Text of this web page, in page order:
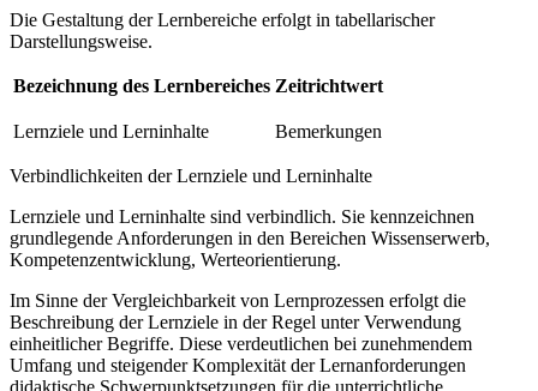
Die Gestaltung der Lernbereiche erfolgt in tabellarischer
Darstellungsweise.
Bezeichnung des Lernbereiches Zeitrichtwert
Lernziele und Lerninhalte Bemerkungen
Verbindlichkeiten der Lernziele und Lerninhalte
Lernziele und Lerninhalte sind verbindlich. Sie kennzeichnen
grundlegende Anforderungen in den Bereichen Wissenserwerb,
Kompetenzentwicklung, Werteorientierung.
Im Sinne der Vergleichbarkeit von Lernprozessen erfolgt die
Beschreibung der Lernziele in der Regel unter Verwendung
einheitlicher Begriffe. Diese verdeutlichen bei zunehmendem
Umfang und steigender Komplexität der Lernanforderungen